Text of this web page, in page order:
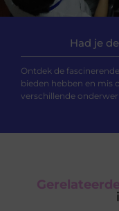
Had je
Ontdek de
bieden hebben en mis
verschillende